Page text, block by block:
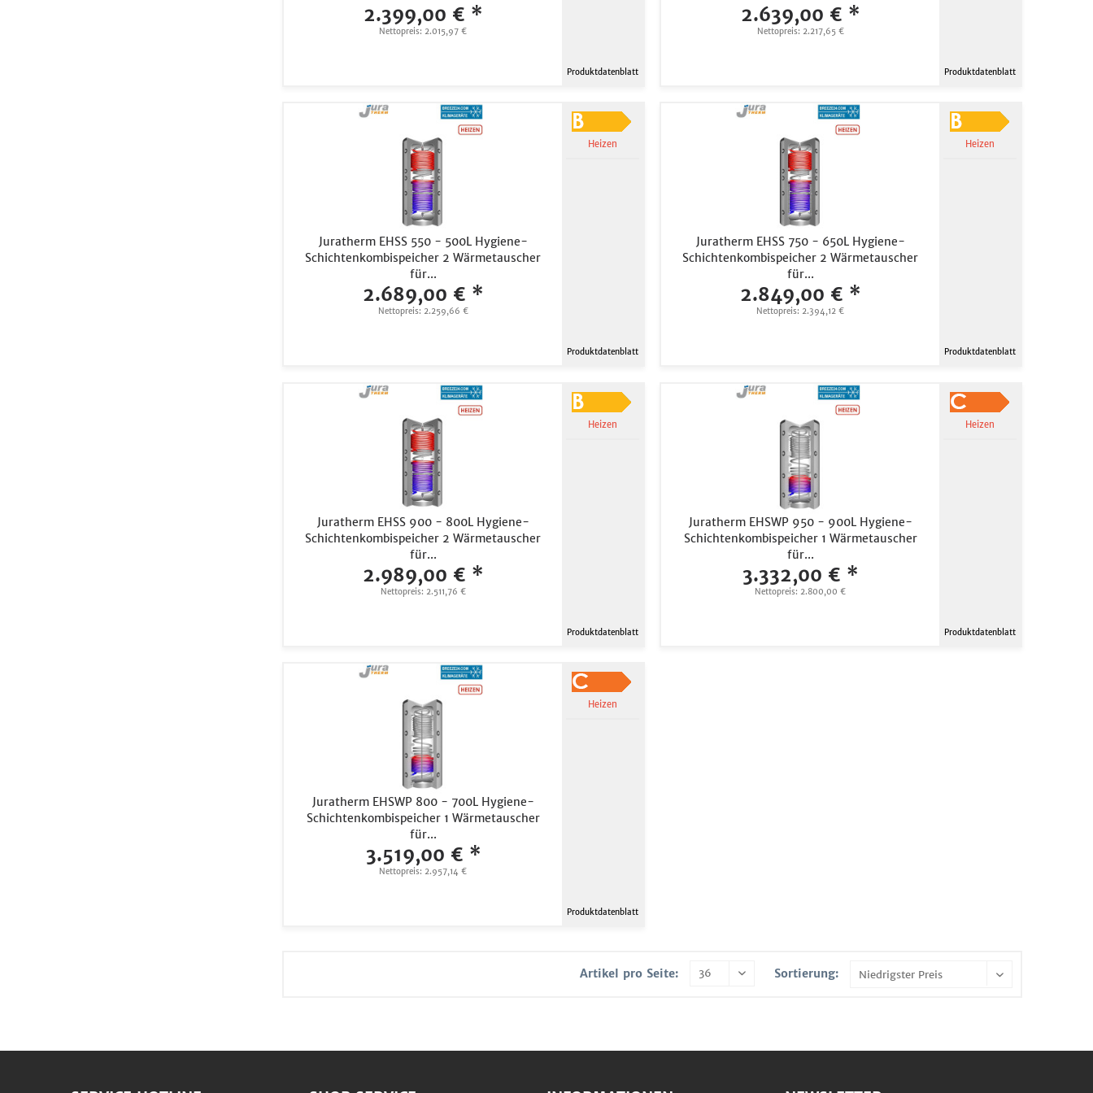
2.399,00 € *
Nettopreis: 2.015,97 €
Produktdatenblatt
2.639,00 € *
Nettopreis: 2.217,65 €
Produktdatenblatt
Juratherm EHSS 550 - 500L Hygiene-
Schichtenkombispeicher 2 Wärmetauscher
für...
2.689,00 € *
Nettopreis: 2.259,66 €
Heizen
Produktdatenblatt
Juratherm EHSS 750 - 650L Hygiene-
Schichtenkombispeicher 2 Wärmetauscher
für...
2.849,00 € *
Nettopreis: 2.394,12 €
Heizen
Produktdatenblatt
Juratherm EHSS 900 - 800L Hygiene-
Schichtenkombispeicher 2 Wärmetauscher
für...
2.989,00 € *
Nettopreis: 2.511,76 €
Heizen
Produktdatenblatt
Juratherm EHSWP 950 - 900L Hygiene-
Schichtenkombispeicher 1 Wärmetauscher
für...
3.332,00 € *
Nettopreis: 2.800,00 €
Heizen
Produktdatenblatt
Juratherm EHSWP 800 - 700L Hygiene-
Schichtenkombispeicher 1 Wärmetauscher
für...
3.519,00 € *
Nettopreis: 2.957,14 €
Heizen
Produktdatenblatt
Artikel pro Seite: Sortierung: